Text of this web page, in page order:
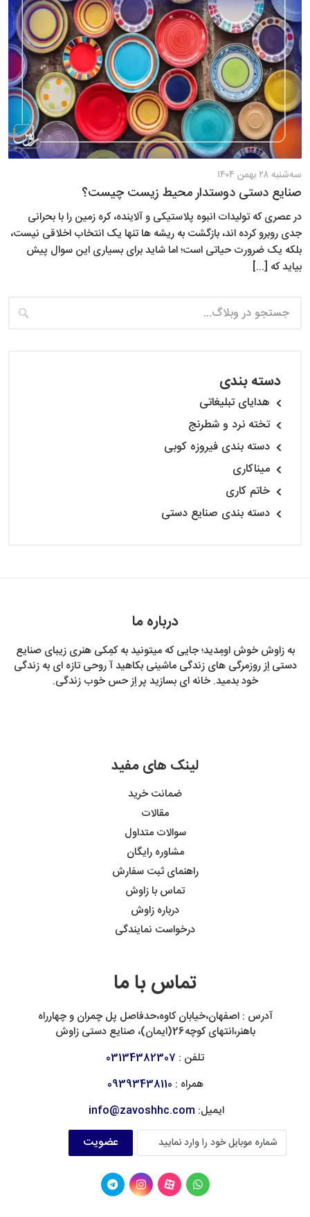
دسته بندی
هدایای تبلیغاتی
تخته نرد و شطرنج
دسته بندی فیروزه کوبی
میناکاری
خاتم کاری
دسته بندی صنایع دستی
صنایع دستی دوستدار محیط زیست چیست؟
سه‌شنبه ۲۸ بهمن ۱۴۰۴
در عصری که تولیدات انبوه پلاستیکی و آلاینده، کره زمین را با بحرانی
جدی روبرو کرده اند، بازگشت به ریشه ها تنها یک انتخاب اخلاقی نیست،
بلکه یک ضرورت حیاتی است؛ اما شاید برای بسیاری این سوال پیش
بیاید که [...]
درباره ما
به زاوش خوش اومِدید؛ جایی که میتونید به کمِکی هنری زیبای صنایع
دستی اِز روزمرگی های زندگی ماشینی بکاهید آ روحی تازه ای به زندگی
خود بدمید. خانه ای بسازید پر اِز حس خوب زندگی.
لینک های مفید
ضمانت خرید
مقالات
سوالات متداول
مشاوره رایگان
راهنمای ثبت سفارش
تماس با زاوش
درباره زاوش
درخواست نمایندگی
تماس با ما
آدرس : اصفهان،خیابان کاوه،حدفاصل پل چمران و چهارراه
باهنر،انتهای کوچه26(ایمان)، صنایع دستی زاوش
تلفن : 03134382307
همراه : 09393438110
ایمیل: info@zavoshhc.com
عضویت